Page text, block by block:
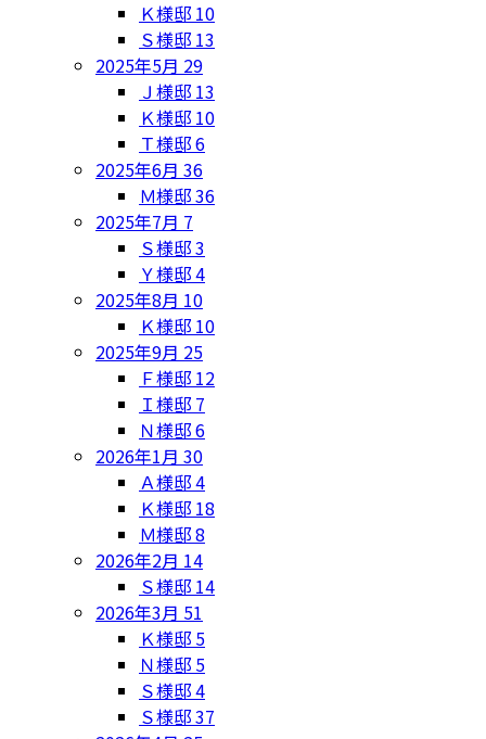
Ｋ様邸 10
Ｓ様邸 13
2025年5月 29
Ｊ様邸 13
Ｋ様邸 10
Ｔ様邸6
2025年6月 36
Ｍ様邸36
2025年7月 7
Ｓ様邸3
Ｙ様邸4
2025年8月 10
Ｋ様邸 10
2025年9月 25
Ｆ様邸 12
Ｉ様邸 7
Ｎ様邸6
2026年1月 30
Ａ様邸4
Ｋ様邸 18
Ｍ様邸8
2026年2月 14
Ｓ様邸 14
2026年3月 51
Ｋ様邸 5
Ｎ様邸 5
Ｓ様邸4
Ｓ様邸37